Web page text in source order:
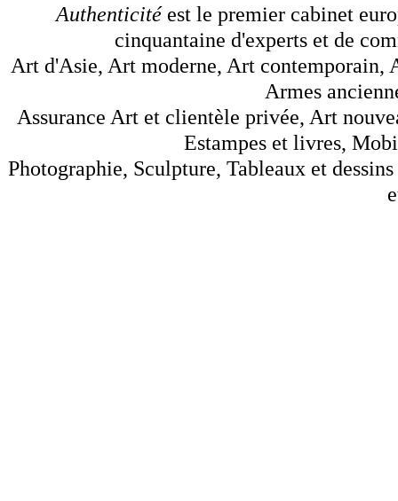
Authenticitéest le premier cabinet
cinquantaine d'experts et de
Art d'Asie, Art moderne, Art contemporain,
Armes
Assurance Art et clientèle privée, Art
Estampes et livres,
Photographie, Sculpture, Tableaux et